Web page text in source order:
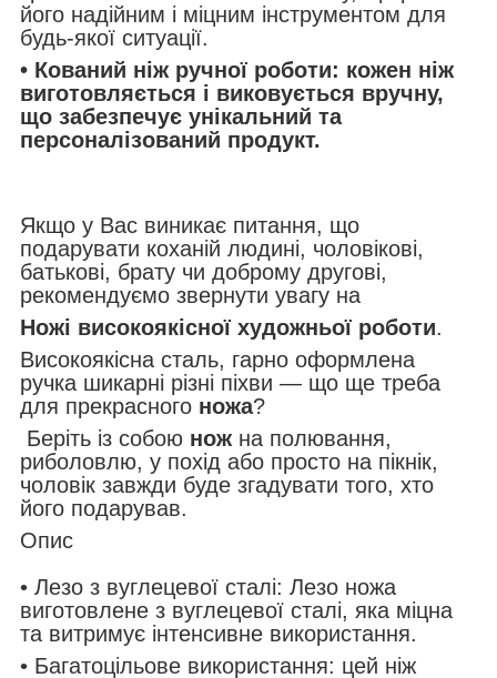
його надійним і міцним інструментом для
будь-якої ситуації.
• Кований ніж ручної роботи: кожен ніж
виготовляється і виковується вручну,
що забезпечує унікальний та
персоналізований продукт.
Якщо у Вас виникає питання, що
подарувати коханій людині, чоловікові,
батькові, брату чи доброму другові,
рекомендуємо звернути увагу на
Ножі високоякісної художньої роботи.
Високоякісна сталь, гарно оформлена
ручка шикарні різні піхви — що ще треба
для прекрасного ножа?
Беріть із собою нож на полювання,
риболовлю, у похід або просто на пікнік,
чоловік завжди буде згадувати того, хто
його подарував.
Опис
• Лезо з вуглецевої сталі: Лезо ножа
виготовлене з вуглецевої сталі, яка міцна
та витримує інтенсивне використання.
• Багатоцільове використання: цей ніж